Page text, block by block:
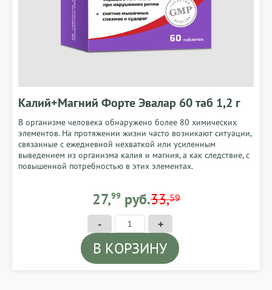
Калий+Магний Форте Эвалар 60 таб 1,2 г
В организме человека обнаружено более 80 химических
элементов. На протяжении жизни часто возникают ситуации,
связанные с ежедневной нехваткой или усиленным
выведением из организма калия и магния, а как следствие, с
повышенной потребностью в этих элементах.
33,59
27,99 BYN
27,99 руб.
- +
В КОРЗИНУ